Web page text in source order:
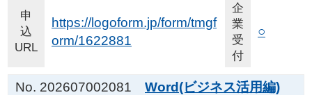
申
込
URL
https://logoform.jp/form/tmgf
orm/1622881
企
業
受
付
○
No. 202607002081 Word(ビジネス活用編)